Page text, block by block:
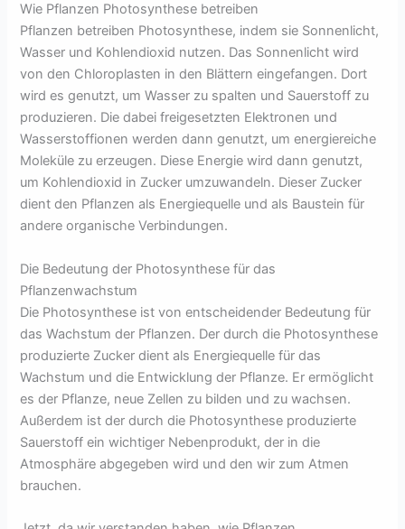
Wie Pflanzen Photosynthese betreiben
Pflanzen betreiben Photosynthese, indem sie Sonnenlicht,
Wasser und Kohlendioxid nutzen. Das Sonnenlicht wird
von den Chloroplasten in den Blättern eingefangen. Dort
wird es genutzt, um Wasser zu spalten und Sauerstoff zu
produzieren. Die dabei freigesetzten Elektronen und
Wasserstoffionen werden dann genutzt, um energiereiche
Moleküle zu erzeugen. Diese Energie wird dann genutzt,
um Kohlendioxid in Zucker umzuwandeln. Dieser Zucker
dient den Pflanzen als Energiequelle und als Baustein für
andere organische Verbindungen.
Die Bedeutung der Photosynthese für das
Pflanzenwachstum
Die Photosynthese ist von entscheidender Bedeutung für
das Wachstum der Pflanzen. Der durch die Photosynthese
produzierte Zucker dient als Energiequelle für das
Wachstum und die Entwicklung der Pflanze. Er ermöglicht
es der Pflanze, neue Zellen zu bilden und zu wachsen.
Außerdem ist der durch die Photosynthese produzierte
Sauerstoff ein wichtiger Nebenprodukt, der in die
Atmosphäre abgegeben wird und den wir zum Atmen
brauchen.